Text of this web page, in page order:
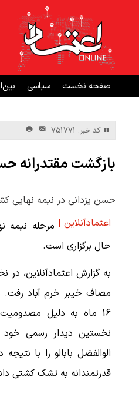
صفحه نخست سیاسی
کد خبر: 751771
بازگشت مقتدرانه حسن یزدانی به
حسن یزدانی در نیمه نهایی
اعتمادآنلاین | مرحله نیمه
حال برگزاری است.
به گزارش اعتمادآنلاین، در
16 ماه به دلیل
نخستین دیدار رسمی خود
الوالفضل بابالو را با
قدرتمندانه به تشک کشتی